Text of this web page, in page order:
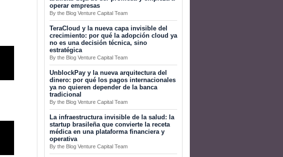
operar empresas
By the Blog Venture Capital Team
TeraCloud y la nueva capa invisible del
crecimiento: por qué la adopción cloud ya
no es una decisión técnica, sino
estratégica
By the Blog Venture Capital Team
UnblockPay y la nueva arquitectura del
dinero: por qué los pagos internacionales
ya no quieren depender de la banca
tradicional
By the Blog Venture Capital Team
La infraestructura invisible de la salud: la
startup brasileña que convierte la receta
médica en una plataforma financiera y
operativa
By the Blog Venture Capital Team